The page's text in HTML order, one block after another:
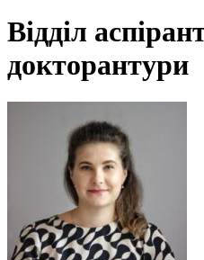
Відділ
докторантури